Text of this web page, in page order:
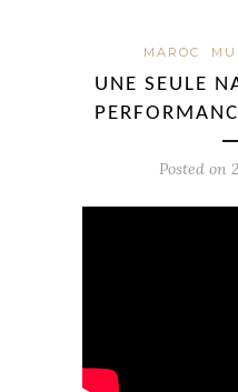
MAROC
UNE SEULE
Posted on